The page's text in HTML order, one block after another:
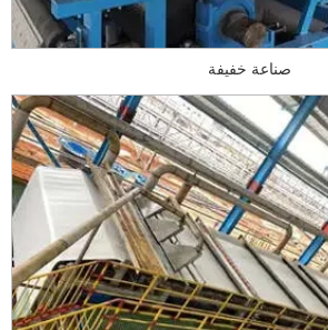
صناعة خفيفة